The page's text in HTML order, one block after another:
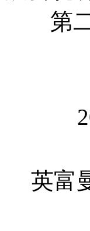
第
英富